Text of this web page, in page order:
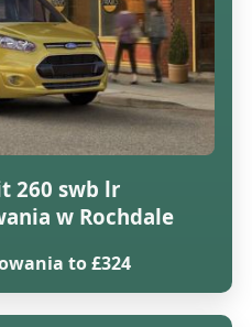
260 swb lr
w Rochdale
to £324